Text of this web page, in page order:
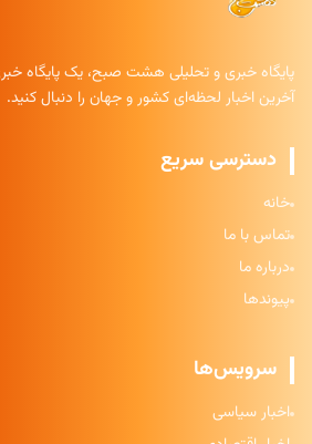
پایگاه خبری و تحلیلی هشت صبح، یک پایگاه
آخرین اخبار لحظه‌ای کشور و جهان را دنبال کنید.
دسترسی سریع
خانه
تماس با ما
درباره ما
پیوندها
سرویس‌ها
اخبار سیاسی